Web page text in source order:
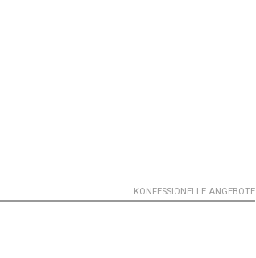
KONFESSIONELLE ANGEBOTE